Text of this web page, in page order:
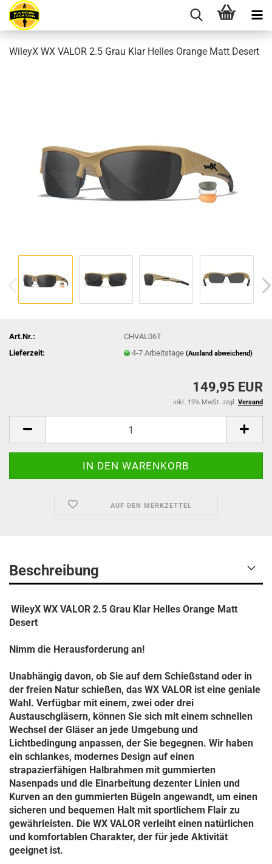
WileyX WX VALOR 2.5 Grau Klar Helles Orange Matt Desert
Art.Nr.:
CHVAL06T
Lieferzeit:
4-7 Arbeitstage(Ausland abweichend)
149,95 EUR
inkl. 19% MwSt. zzgl. Versand
AUF DEN MERKZETTEL
Beschreibung
WileyX WX VALOR 2.5 Grau Klar Helles Orange Matt
Desert
Nimm die Herausforderung an!
Unabhängig davon, ob Sie auf dem Schießstand oder in
der freien Natur schießen, das WX VALOR ist eine geniale
Wahl. Verfügbar mit einem, zwei oder drei
Austauschgläsern, können Sie sich mit einem schnellen
Wechsel der Gläser an jede Umgebung und
Lichtbedingung anpassen, der Sie begegnen. Wir haben
ein schlankes, modernes Design auf einen
strapazierfähigen Halbrahmen mit gummierten
Nasenpads und die Einarbeitung dezenter Linien und
Kurven an den gummierten Bügeln angewandt, um einen
sicheren und bequemen Halt mit sportlichem Flair zu
gewährleisten. Die WX VALOR verleiht einen natürlichen
und komfortablen Charakter, der für jede Aktivität
geeignet ist.